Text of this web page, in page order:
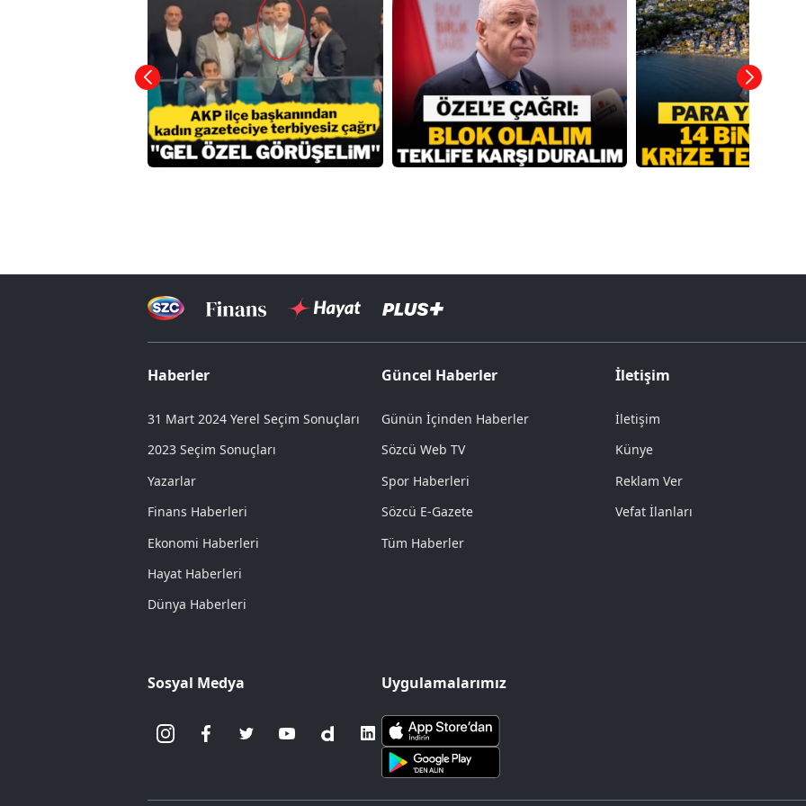
Haberler
31 Mart 2024 Yerel Seçim Sonuçları
2023 Seçim Sonuçları
Yazarlar
Finans Haberleri
Ekonomi Haberleri
Hayat Haberleri
Dünya Haberleri
Güncel Haberler
Günün İçinden Haberler
Sözcü Web TV
Spor Haberleri
Sözcü E-Gazete
Tüm Haberler
İletişim
İletişim
Künye
Reklam Ver
Vefat İlanları
Sosyal Medya Uygulamalarımız